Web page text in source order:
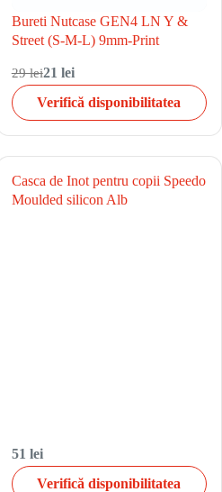
Bureti Nutcase GEN4 LN Y &
Street (S-M-L) 9mm-Print
29 lei21 lei
Verifică disponibilitatea
Casca de Inot pentru copii Speedo
Moulded silicon Alb
51 lei
Verifică disponibilitatea